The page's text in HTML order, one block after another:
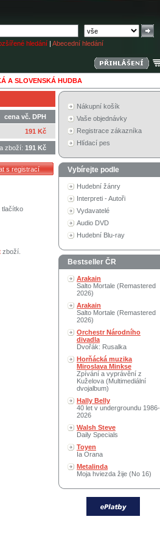
hledání | Abecední hledání
A SLOVENSKÁ HUDBA
cena vč. DPH
191 Kč
zboží: 191 Kč
tlačítko
zboží.
Nákupní košík
Vaše objednávky
Registrace zákazníka
Hlídací pes
Vybírejte podle
Hudební žánry
Interpreti - Autoři
Vydavatelé
Audio DVD
Hudební Blu-ray
Bestseller ČR
Arakain
Salto Mortale (Remastered
2026)
Arakain
Salto Mortale (Remastered
2026)
Orchestr Národního
divadla
Dvořák: Rusalka
Horňácká muzika
Miroslava Minkse
Zpívání a vyprávění z
Kuželova (Multimediální
dvojalbum)
Hally Belly
40 let v undergroundu 1986-
2026
Walsh Steve
Daily Specials
Toyen
Ia Orana
Metalinda
Moja hviezda žije (No 16)